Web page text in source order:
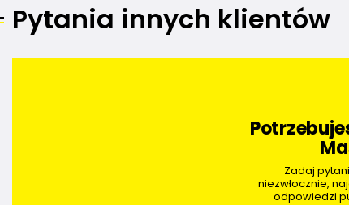
Pytania innych klientów
Zadaj
niezwłocznie,
odpowiedzi